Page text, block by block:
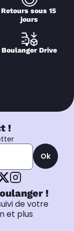
Retours sous 15
jours
Boulanger Drive
!
Ok
!
de votre
et plus